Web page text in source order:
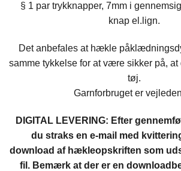
§ 1 par trykknapper, 7mm i
knap el.lign.
Det anbefales at hækle
samme tykkelse for at være sikker på, at
tøj.
Garnforbruget er
DIGITAL LEVERING: Efter
du straks en e-mail med
download af hækleopskriften som
fil. Bemærk at der er en